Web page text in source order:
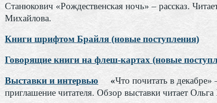
Станюкович «Рождественская ночь» – рассказ.
Михайлова.
Книги шрифтом Брайля (новые поступления)
Говорящие книги на флеш-картах (новые
Выставки и интервью «Что почитать в декабре»
приглашение читателя. Обзор выставки читает